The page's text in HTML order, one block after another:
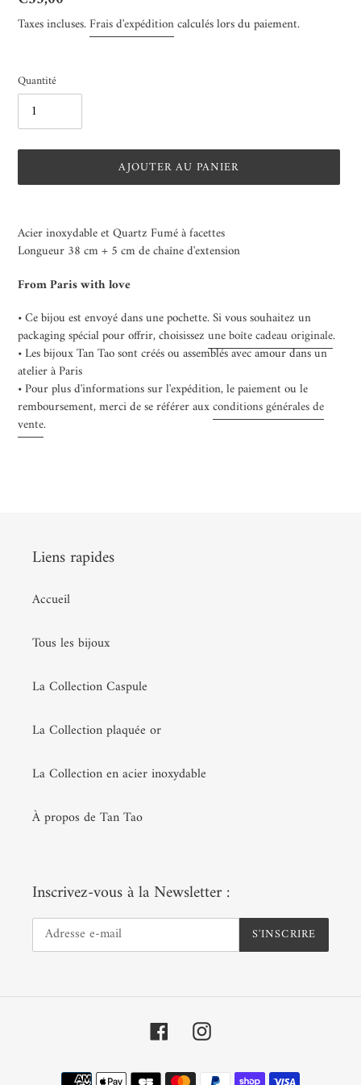
normal
Taxes incluses.Frais d'expéditioncalculés lors du paiement.
Quantité
AJOUTER AU PANIER
d'un
produit
votre
Acier inoxydable et Quartz Fumé à facettes
Longueur 38 cm + 5 cm de chaîne d'extension
From Paris with love
• Ce bijou est envoyé dans une pochette. Si vous souhaitez un
packaging spécial pour offrir, choisissezune boîte cadeau originale.
• Les bijoux Tan Tao sont créés ou assemblés avec amour dans un
atelier à Paris
• Pour plus d'informations sur l'expédition, le paiement ou le
remboursement, merci de se référer auxconditions générales de
vente.
Liens rapides
Accueil
Tous les bijoux
La Collection Caspule
La Collection plaquée or
La Collection en acier inoxydable
À propos de Tan Tao
Inscrivez-vous à la Newsletter :
S'INSCRIRE
FacebookInstagram
Moyens